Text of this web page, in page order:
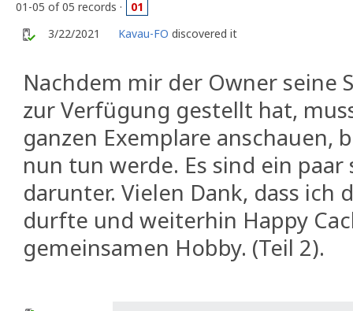
01-05 of 05 records ·
01
3/22/2021
Kavau-FO discovered it
Nachdem mir der Owner seine
zur Verfügung gestellt hat,
ganzen Exemplare anschauen,
nun tun werde. Es sind ein
darunter. Vielen Dank, dass ich
durfte und weiterhin Happy
gemeinsamen Hobby. (Teil 2).